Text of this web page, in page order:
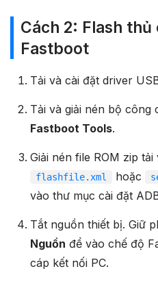
Cách 2: Flash
Fastboot
Tải và cài đặt driver
Tải và giải nén bộ công
Fastboot Tools.
Giải nén file ROM zip
flashfile.xml hoặc
vào thư mục cài đặt
Tắt nguồn thiết bị. Giữ
Nguồn để vào chế độ
cáp kết nối PC.